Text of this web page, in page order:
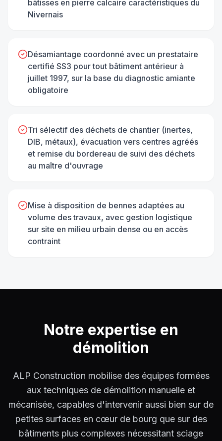
bâtisses en pierre calcaire caractéristiques du
Nivernais
Désamiantage coordonné avec un prestataire
certifié SS3 pour tout bâtiment antérieur à
juillet 1997, sur la base du diagnostic amiante
obligatoire
Tri sélectif des déchets de chantier (inertes,
DIB, métaux), évacuation vers centres agréés
et remise du bordereau de suivi des déchets
au maître d'ouvrage
Mise à disposition de bennes adaptées au
volume des travaux, avec gestion logistique
sur site en milieu urbain dense ou en accès
contraint
Notre expertise en
démolition
ALP Construction mobilise des équipes formées
aux techniques de démolition manuelle et
mécanisée, capables d'intervenir aussi bien sur de
petites surfaces en cœur de bourg que sur des
bâtiments plus complexes nécessitant sciage